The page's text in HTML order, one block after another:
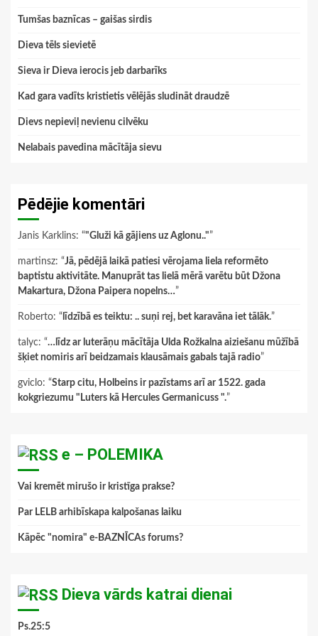
Tumšas baznīcas – gaišas sirdis
Dieva tēls sievietē
Sieva ir Dieva ierocis jeb darbarīks
Kad gara vadīts kristietis vēlējās sludināt draudzē
Dievs nepieviļ nevienu cilvēku
Nelabais pavedina mācītāja sievu
Pēdējie komentāri
Janis Karklins: “"Gluži kā gājiens uz Aglonu.."”
martinsz: “Jā, pēdējā laikā patiesi vērojama liela reformēto
baptistu aktivitāte. Manuprāt tas lielā mērā varētu būt Džona
Makartura, Džona Paipera nopelns…”
Roberto: “ līdzībā es teiktu: .. suņi rej, bet karavāna iet tālāk.”
talyc: “…līdz ar luterāņu mācītāja Ulda Rožkalna aiziešanu mūžībā
šķiet nomiris arī beidzamais klausāmais gabals tajā radio”
gviclo: “Starp citu, Holbeins ir pazīstams arī ar 1522. gada
kokgriezumu "Luters kā Hercules Germanicuss ".”
e – POLEMIKA
Vai kremēt mirušo ir kristīga prakse?
Par LELB arhibīskapa kalpošanas laiku
Kāpēc "nomira" e-BAZNĪCAs forums?
Dieva vārds katrai dienai
Ps.25:5